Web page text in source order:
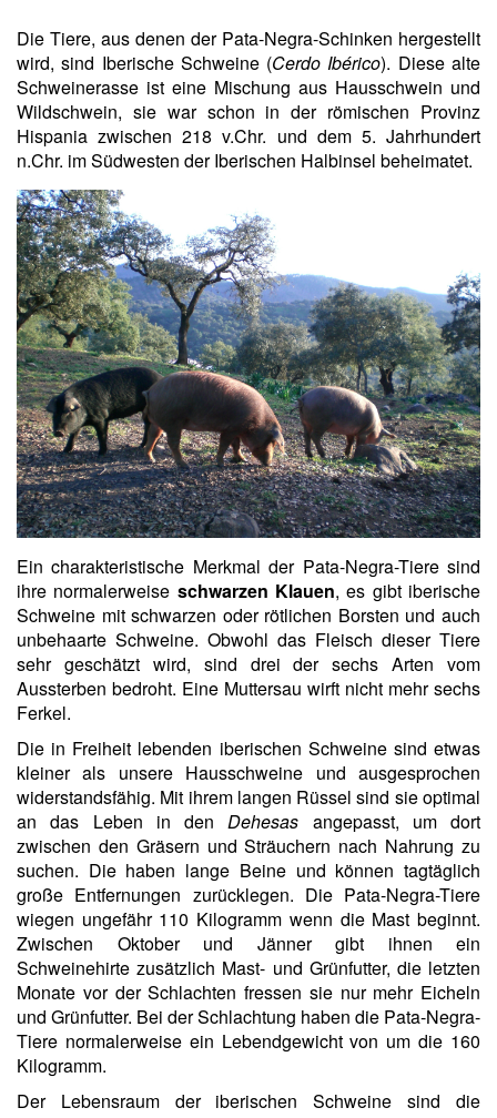
Die Tiere, aus denen der Pata-Negra-Schinken hergestellt
wird, sind Iberische Schweine (Cerdo Ibérico). Diese alte
Schweinerasse ist eine Mischung aus Hausschwein und
Wildschwein, sie war schon in der römischen Provinz
Hispania zwischen 218 v.Chr. und dem 5. Jahrhundert
n.Chr. im Südwesten der Iberischen Halbinsel beheimatet.
Ein charakteristische Merkmal der Pata-Negra-Tiere sind
ihre normalerweise schwarzen Klauen, es gibt iberische
Schweine mit schwarzen oder rötlichen Borsten und auch
unbehaarte Schweine. Obwohl das Fleisch dieser Tiere
sehr geschätzt wird, sind drei der sechs Arten vom
Aussterben bedroht. Eine Muttersau wirft nicht mehr sechs
Ferkel.
Die in Freiheit lebenden iberischen Schweine sind etwas
kleiner als unsere Hausschweine und ausgesprochen
widerstandsfähig. Mit ihrem langen Rüssel sind sie optimal
an das Leben in den Dehesas angepasst, um dort
zwischen den Gräsern und Sträuchern nach Nahrung zu
suchen. Die haben lange Beine und können tagtäglich
große Entfernungen zurücklegen. Die Pata-Negra-Tiere
wiegen ungefähr 110 Kilogramm wenn die Mast beginnt.
Zwischen Oktober und Jänner gibt ihnen ein
Schweinehirte zusätzlich Mast- und Grünfutter, die letzten
Monate vor der Schlachten fressen sie nur mehr Eicheln
und Grünfutter. Bei der Schlachtung haben die Pata-Negra-
Tiere normalerweise ein Lebendgewicht von um die 160
Kilogramm.
Der Lebensraum der iberischen Schweine sind die